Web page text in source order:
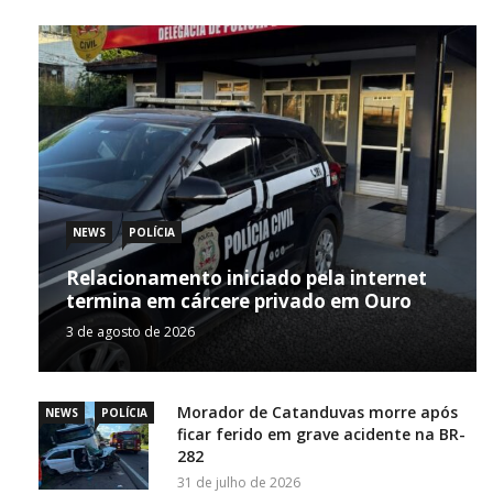
NEWS POLÍCIA
Relacionamento iniciado pela internet
termina em cárcere privado em Ouro
3 de agosto de 2026
NEWS POLÍCIA
Morador de Catanduvas morre após
ficar ferido em grave acidente na BR-
282
31 de julho de 2026